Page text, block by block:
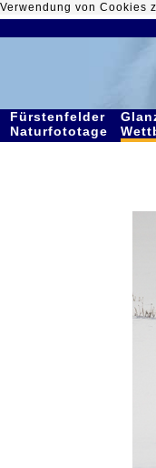
von Cookies
Fürstenfelder
Naturfototage